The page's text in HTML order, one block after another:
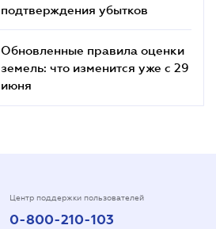
подтверждения убытков
Обновленные правила оценки
земель: что изменится уже с 29
июня
Центр поддержки пользователей
0-800-210-103